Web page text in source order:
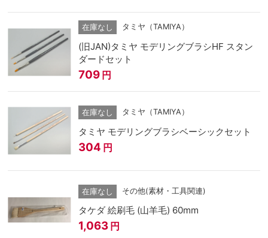
在庫なし タミヤ（TAMIYA）
(旧JAN)タミヤ モデリングブラシHF スタン
ダードセット
709 円
在庫なし タミヤ（TAMIYA）
タミヤ モデリングブラシベーシックセット
304 円
在庫なし その他(素材・工具関連)
タケダ 絵刷毛 (山羊毛) 60mm
1,063 円